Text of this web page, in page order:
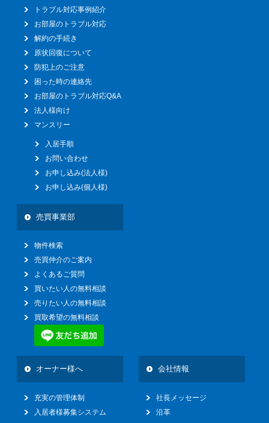
トラブル対応事例紹介
お部屋のトラブル対応
解約の手続き
原状回復について
防犯上のご注意
困った時の連絡先
お部屋のトラブル対応Q&A
法人様向け
マンスリー
入居手順
お問い合わせ
お申し込み(法人様)
お申し込み(個人様)
売買事業部
物件検索
売買仲介のご案内
よくあるご質問
買いたい人の無料相談
売りたい人の無料相談
買取希望の無料相談
オーナー様へ
充実の管理体制
入居者様募集システム
会社情報
社長メッセージ
沿革